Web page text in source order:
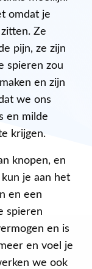
omdat je
Ze
pijn, ze zijn
spieren zou
en zijn
we ons
en milde
krijgen.
knopen, en
je aan het
en een
spieren
en is
en voel je
we ook